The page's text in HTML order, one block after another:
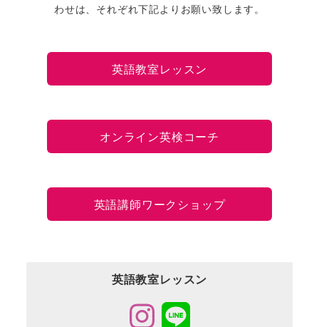
わせは、それぞれ下記よりお願い致します。
英語教室レッスン
オンライン英検コーチ
英語講師ワークショップ
英語教室レッスン